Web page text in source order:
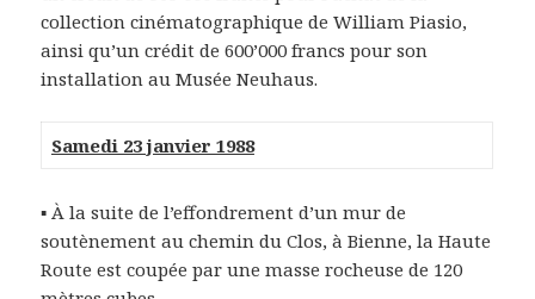
collection cinématographique de William Piasio,
ainsi qu’un crédit de 600’000 francs pour son
installation au Musée Neuhaus.
Samedi 23 janvier 1988
▪ À la suite de l’effondrement d’un mur de
soutènement au chemin du Clos, à Bienne, la Haute
Route est coupée par une masse rocheuse de 120